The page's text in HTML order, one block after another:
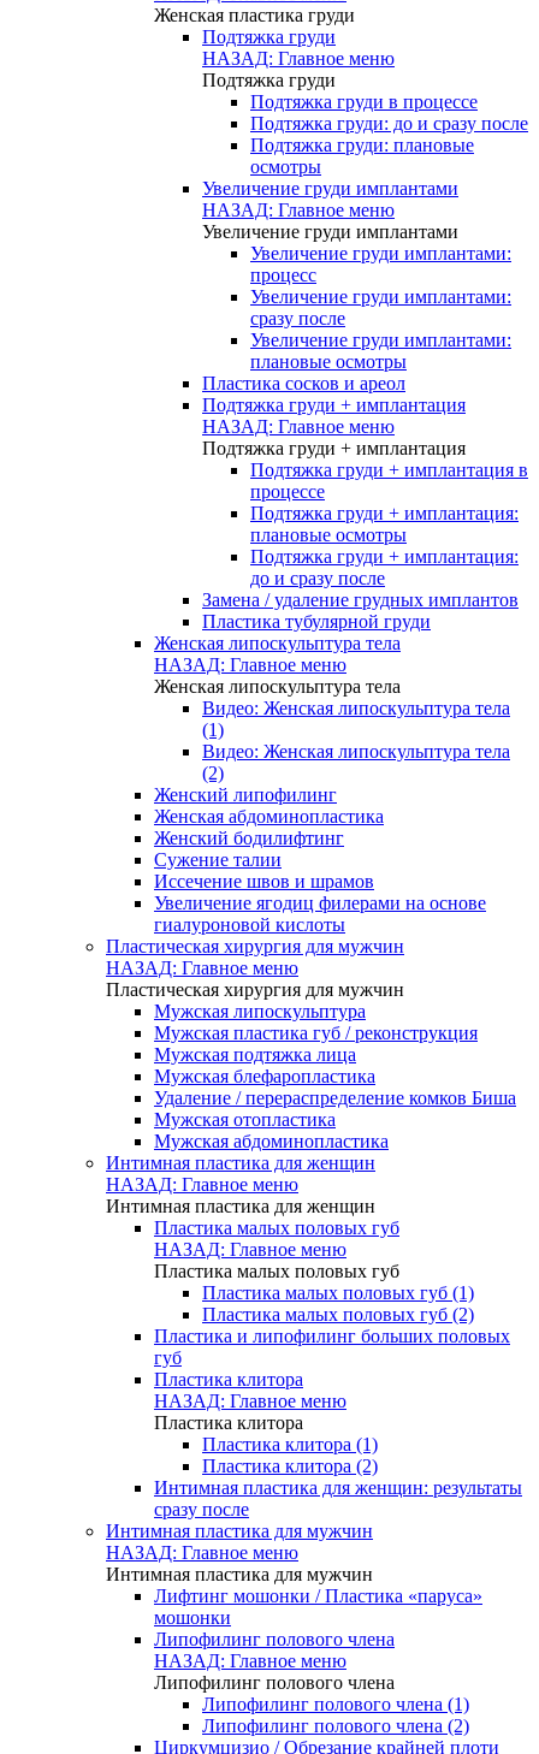
Женская пластика груди
Подтяжка груди
НАЗАД: Главное меню
Подтяжка груди
Подтяжка груди в процессе
Подтяжка груди: до и сразу после
Подтяжка груди: плановые
осмотры
Увеличение груди имплантами
НАЗАД: Главное меню
Увеличение груди имплантами
Увеличение груди имплантами:
процесс
Увеличение груди имплантами:
сразу после
Увеличение груди имплантами:
плановые осмотры
Пластика сосков и ареол
Подтяжка груди + имплантация
НАЗАД: Главное меню
Подтяжка груди + имплантация
Подтяжка груди + имплантация в
процессе
Подтяжка груди + имплантация:
плановые осмотры
Подтяжка груди + имплантация:
до и сразу после
Замена / удаление грудных имплантов
Пластика тубулярной груди
Женская липоскульптура тела
НАЗАД: Главное меню
Женская липоскульптура тела
Видео: Женская липоскульптура тела
(1)
Видео: Женская липоскульптура тела
(2)
Женский липофилинг
Женская абдоминопластика
Женский бодилифтинг
Сужение талии
Иссечение швов и шрамов
Увеличение ягодиц филерами на основе
гиалуроновой кислоты
Пластическая хирургия для мужчин
НАЗАД: Главное меню
Пластическая хирургия для мужчин
Мужская липоскульптура
Мужская пластика губ / реконструкция
Мужская подтяжка лица
Мужская блефаропластика
Удаление / перераспределение комков Биша
Мужская отопластика
Мужская абдоминопластика
Интимная пластика для женщин
НАЗАД: Главное меню
Интимная пластика для женщин
Пластика малых половых губ
НАЗАД: Главное меню
Пластика малых половых губ
Пластика малых половых губ (1)
Пластика малых половых губ (2)
Пластика и липофилинг больших половых
губ
Пластика клитора
НАЗАД: Главное меню
Пластика клитора
Пластика клитора (1)
Пластика клитора (2)
Интимная пластика для женщин: результаты
сразу после
Интимная пластика для мужчин
НАЗАД: Главное меню
Интимная пластика для мужчин
Лифтинг мошонки / Пластика «паруса»
мошонки
Липофилинг полового члена
НАЗАД: Главное меню
Липофилинг полового члена
Липофилинг полового члена (1)
Липофилинг полового члена (2)
Циркумцизио / Обрезание крайней плоти